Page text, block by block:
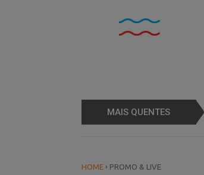
MAIS QUENTES
HOME › PROMO & LIVE